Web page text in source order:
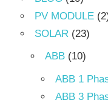
PV MODULE
SOLAR (23)
ABB (10)
ABB 1
ABB 3